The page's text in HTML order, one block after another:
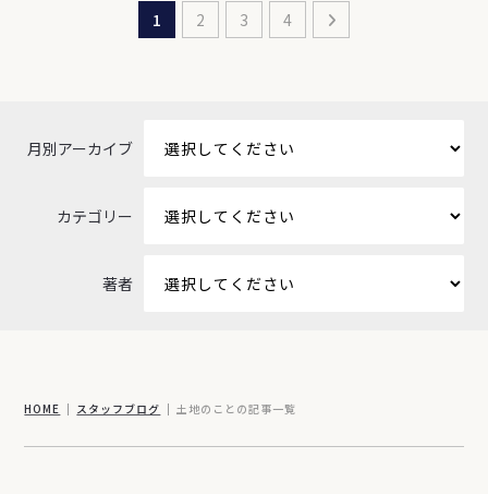
1 2 3 4
月別アーカイブ
カテゴリー
著者
HOME スタッフブログ 土地のことの記事一覧